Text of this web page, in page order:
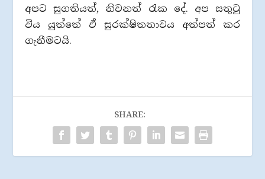
අපට සුගතියත්, නිවනත් රැක දේ. අප සතුටු
විය යුත්තේ ඒ සුරක්ෂිතතාවය අත්පත් කර
ගැනීමටයි.
SHARE: